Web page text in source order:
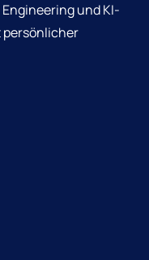
und KI-
persönlicher